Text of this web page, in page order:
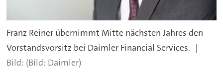
Franz Reiner übernimmt Mitte nächsten Jahres den
Vorstandsvorsitz bei Daimler Financial Services.
(Bild: Daimler)